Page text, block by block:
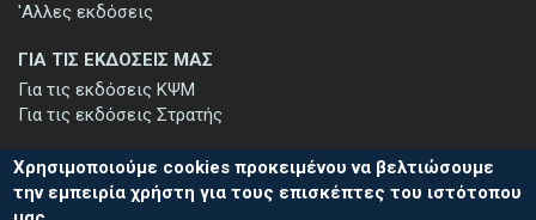
'Αλλες εκδόσεις
ΓΙΑ ΤΙΣ ΕΚΔΟΣΕΙΣ ΜΑΣ
Για τις εκδόσεις ΚΨΜ
Για τις εκδόσεις Στρατής
Χρησιμοποιούμε cookies προκειμένου να βελτιώσουμε
την εμπειρία χρήστη για τους επισκέπτες του ιστότοπου